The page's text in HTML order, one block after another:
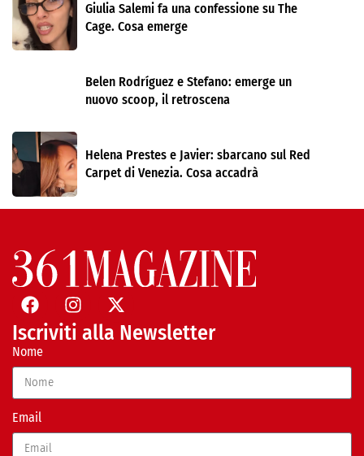
Giulia Salemi fa una confessione su The
Cage. Cosa emerge
Belen Rodríguez e Stefano: emerge un
nuovo scoop, il retroscena
Helena Prestes e Javier: sbarcano sul Red
Carpet di Venezia. Cosa accadrà
Iscriviti alla Newsletter
Nome
Email